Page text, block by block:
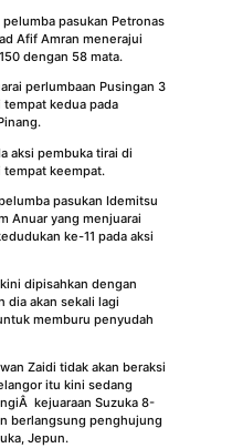
pasukan Petronas
Afif Amran menerajui
dengan 58 mata.
perlumbaan Pusingan 3
kedua pada
aksi pembuka tirai di
tempat keempat.
pasukan Idemitsu
Anuar yang menjuarai
ke-11 pada aksi
dipisahkan dengan
dia akan sekali lagi
memburu penyudah
Zaidi tidak akan beraksi
itu kini sedang
kejuaraan Suzuka 8-
berlangsung penghujung
Jepun.